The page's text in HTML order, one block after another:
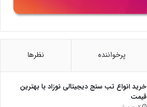
پرخواننده نظرها
خرید انواع تب سنج دیجیتالی نوزاد با بهترین
قیمت